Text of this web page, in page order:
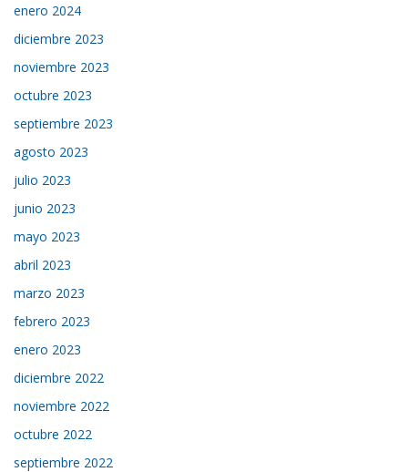
enero 2024
diciembre 2023
noviembre 2023
octubre 2023
septiembre 2023
agosto 2023
julio 2023
junio 2023
mayo 2023
abril 2023
marzo 2023
febrero 2023
enero 2023
diciembre 2022
noviembre 2022
octubre 2022
septiembre 2022